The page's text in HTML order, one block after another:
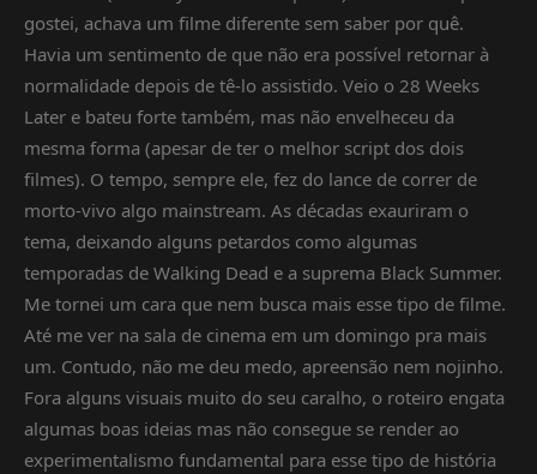
gostei, achava um filme diferente sem saber por quê.
Havia um sentimento de que não era possível retornar à
normalidade depois de tê-lo assistido. Veio o 28 Weeks
Later e bateu forte também, mas não envelheceu da
mesma forma (apesar de ter o melhor script dos dois
filmes). O tempo, sempre ele, fez do lance de correr de
morto-vivo algo mainstream. As décadas exauriram o
tema, deixando alguns petardos como algumas
temporadas de Walking Dead e a suprema Black Summer.
Me tornei um cara que nem busca mais esse tipo de filme.
Até me ver na sala de cinema em um domingo pra mais
um. Contudo, não me deu medo, apreensão nem nojinho.
Fora alguns visuais muito do seu caralho, o roteiro engata
algumas boas ideias mas não consegue se render ao
experimentalismo fundamental para esse tipo de história